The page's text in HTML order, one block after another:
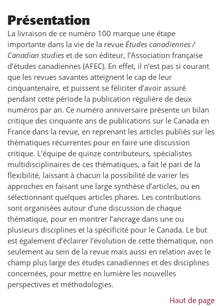
Présentation
La livraison de ce numéro 100 marque une étape
importante dans la vie de la revue Études canadiennes /
Canadian studies et de son éditeur, l’Association française
d’études canadiennes (AFEC). En effet, il n’est pas si courant
que les revues savantes atteignent le cap de leur
cinquantenaire, et puissent se féliciter d’avoir assuré
pendant cette période la publication régulière de deux
numéros par an. Ce numéro anniversaire présente un bilan
critique des cinquante ans de publications sur le Canada en
France dans la revue, en reprenant les articles publiés sur les
thématiques récurrentes pour en faire une discussion
critique. L’équipe de quinze contributeurs, spécialistes
multidisciplinaires de ces thématiques, a fait le pari de la
flexibilité, laissant à chacun la possibilité de varier les
approches en faisant une large synthèse d’articles, ou en
sélectionnant quelques articles phares. Les contributions
sont organisées autour d’une discussion de chaque
thématique, pour en montrer l’ancrage dans une ou
plusieurs disciplines et la spécificité pour le Canada. Le but
est également d’éclairer l’évolution de cette thématique, non
seulement au sein de la revue mais aussi en relation avec le
champ plus large des études canadiennes et des disciplines
concernées, pour mettre en lumière les nouvelles
perspectives et méthodologies.
Haut de page